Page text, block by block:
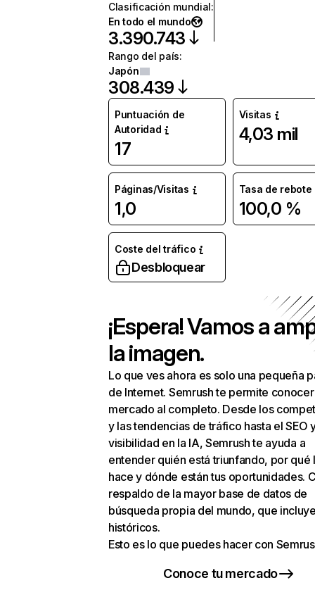
Clasificación mundial:
En todo el mundo
3.390.743
Rango del país:
Japón
308.439
Puntuación de
Autoridad
17
Visitas
4,03 mil
Páginas/Visitas
1,0
Tasa de rebote
100,0 %
Coste del tráfico
Desbloquear
¡Espera! Vamos a
la imagen.
Lo que ves ahora es solo una pequeña
de Internet. Semrush te permite
mercado al completo. Desde los
y las tendencias de tráfico hasta el SEO
visibilidad en la IA, Semrush te ayuda a
entender quién está triunfando, por qué
hace y dónde están tus oportunidades.
respaldo de la mayor base de datos de
búsqueda propia del mundo, que
históricos.
Esto es lo que puedes hacer con
Conoce tu mercado